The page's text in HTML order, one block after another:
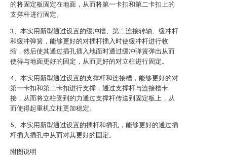
的将固定板固定在地面，从而将第一卡扣和第二卡扣上的
支撑杆进行固定。
3、本实用新型通过设置的缓冲槽、第二连接转轴、缓冲杆
和缓冲弹簧，能够更好的对插杆插入时使缓冲杆进行收
缩，然后使其通过插孔插入地面时通过缓冲弹簧弹出从而
使得与地面更好的固定，从而更好的对立柱进行固定。
4、本实用新型通过设置的支撑杆和连接槽，能够更好的对
第一卡扣和第二卡扣进行支撑，通过支撑杆与连接槽卡
接，从而将立柱受到的力通过支撑杆传送到固定板上，从
而使得起重机立柱更加稳定。
5、本实用新型通过设置的插杆和插孔，能够更好的通过插
杆插入插孔中从而对其更好的固定。
附图说明